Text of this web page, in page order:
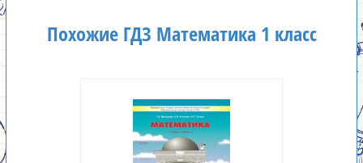
Похожие ГДЗ Математика 1 класс